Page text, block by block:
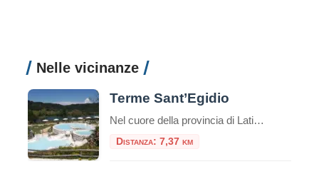
Nelle vicinanze
Terme Sant’Egidio
Nel cuore della provincia di Latina, nella suggestiva località di Suio Terme (comune di Castelforte), si trovano le prestigiose Terme di Sant’Egidio, una delle destinazioni termali più apprezzate del Lazio. Immerse in un contesto naturale unico, queste terme rappresentano un perfetto connubio tra benessere, tradizione termale e bellezza paesaggistica. Un Paradiso Naturale sul Fiume Garigliano […]
Distanza: 7,37 km